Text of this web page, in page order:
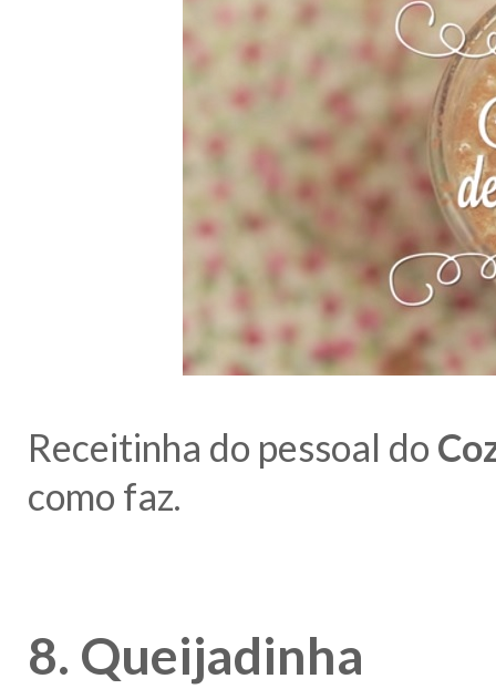
Receitinha do pessoal do
como faz.
8. Queijadinha